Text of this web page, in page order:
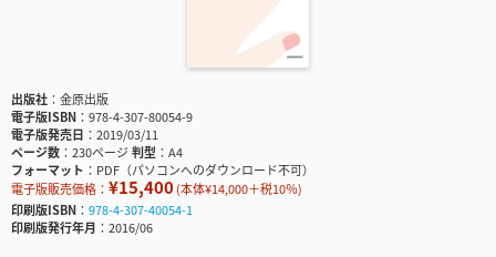
出版社
金原出版
電子版ISBN
978-4-307-80054-9
電子版発売日
2019/03/11
ページ数
230ページ判型
A4
フォーマット
PDF（パソコンへのダウンロード不可）
電子版販売価格： ¥15,400(本体¥14,000＋税10％)
印刷版ISBN
978-4-307-40054-1
印刷版発行年月
2016/06